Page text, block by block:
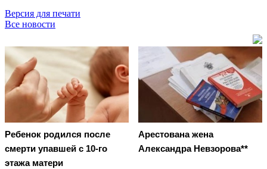
Версия для печати
Все новости
Ребенок родился после
смерти упавшей с 10-го
этажа матери
Арестована жена
Александра Невзорова**